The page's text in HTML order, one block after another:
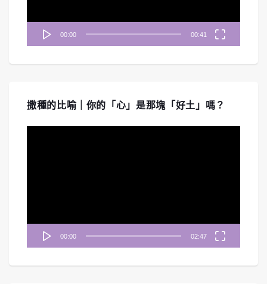
00:00 00:41
撒種的比喻｜你的「心」是那塊「好土」嗎？
00:00 02:47